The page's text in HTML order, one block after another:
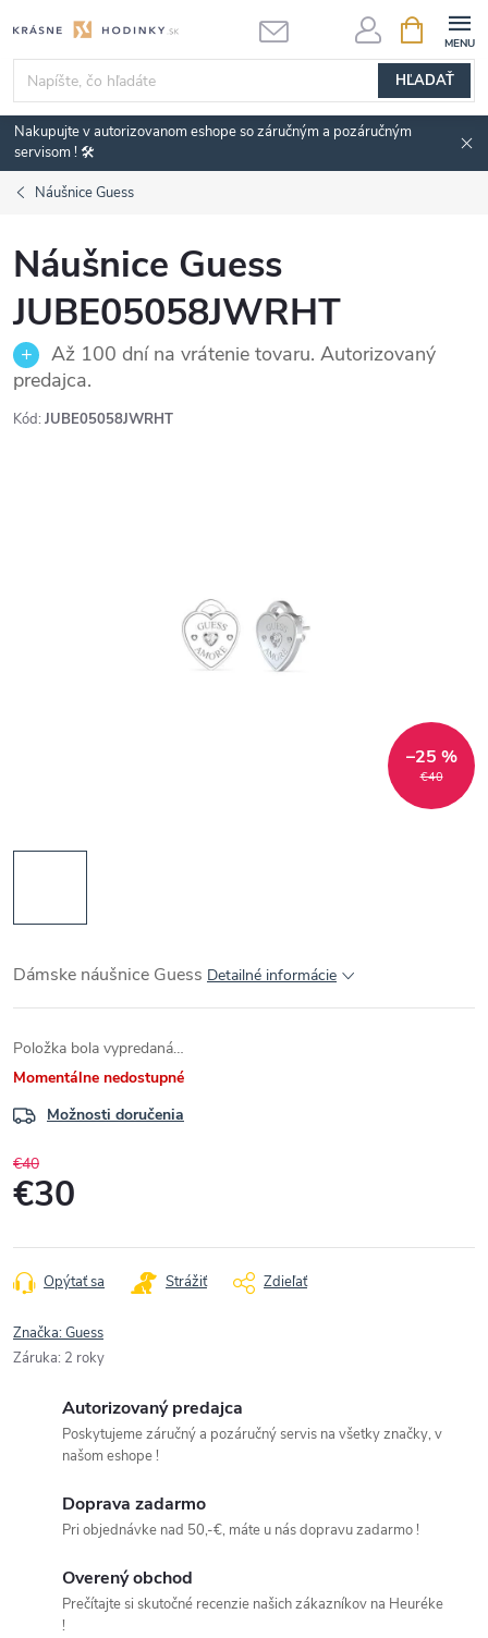
na
obsah
HĽADAŤ
KOŠÍK
Nakupujte v autorizovanom eshope so záručným a pozáručným
servisom ! 🛠️
Náušnice Guess
Náušnice Guess
JUBE05058JWRHT
Až 100 dní na vrátenie tovaru. Autorizovaný
predajca.
Kód: JUBE05058JWRHT
€40
–25 %
Dámske náušnice Guess Detailné informácie
Položka bola vypredaná…
Momentálne nedostupné
Možnosti doručenia
€40
€30
cena:
Opýtať sa Strážiť Zdieľať
Značka:Guess
Záruka: 2 roky
Autorizovaný predajca
Poskytujeme záručný a pozáručný servis na všetky značky, v
našom eshope !
Doprava zadarmo
Pri objednávke nad 50,-€, máte u nás dopravu zadarmo !
Overený obchod
Prečítajte si skutočné recenzie našich zákazníkov na Heuréke
!